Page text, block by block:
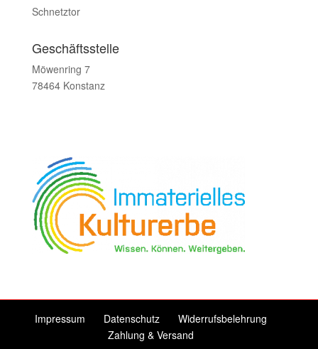
Schnetztor
Geschäftsstelle
Möwenring 7
78464 Konstanz
Impressum Datenschutz
Widerrufsbelehrung
Zahlung & Versand